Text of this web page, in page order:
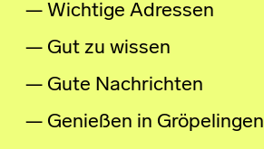
Wichtige Adressen
Gut zu wissen
Gute Nachrichten
Genießen in Gröpelingen